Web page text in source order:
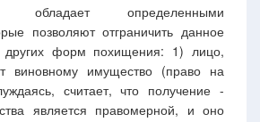
обладает определенными
позволяют отграничить данное
других форм похищения: 1) лицо,
виновному имущество (право на
считает, что получение -
является правомерной, и оно